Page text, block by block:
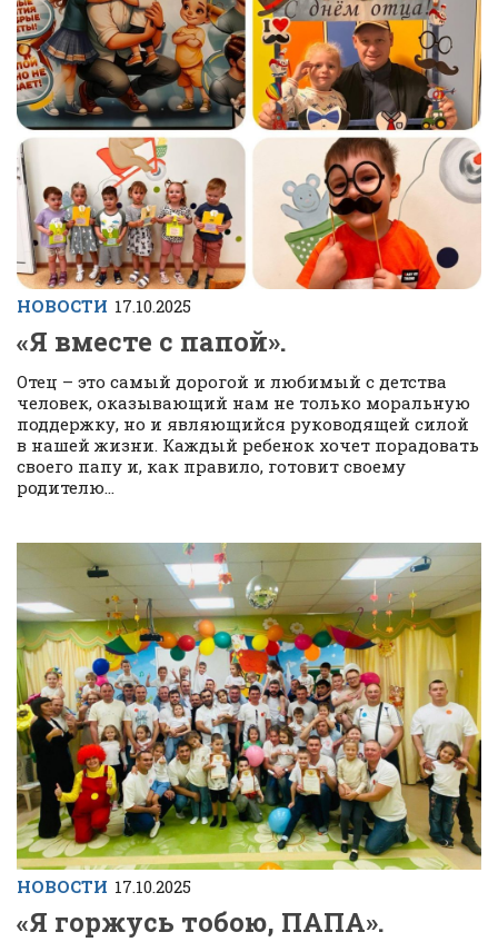
НОВОСТИ 17.10.2025
«Я вместе с папой».
Отец – это самый дорогой и любимый с детства
человек, оказывающий нам не только моральную
поддержку, но и являющийся руководящей силой
в нашей жизни. Каждый ребенок хочет порадовать
своего папу и, как правило, готовит своему
родителю...
НОВОСТИ 17.10.2025
«Я горжусь тобою, ПАПА».